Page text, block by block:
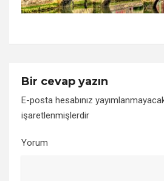
Bir cevap yazın
E-posta hesabınız
işaretlenmişlerdir
Yorum